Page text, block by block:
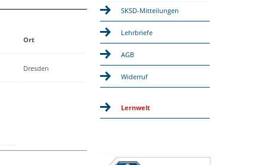
Ort
Dresden
SKSD-Mitteilungen
Lehrbriefe
AGB
Widerruf
Lernwelt